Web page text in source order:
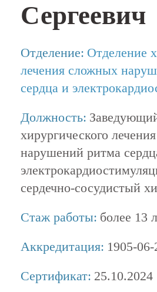
Сергеевич
Отделение: Отделение
лечения сложных
сердца и
Должность:
хирургического
нарушений ритма
сердечно-сосудистый
Стаж работы: более 13
Аккредитация: 1905-
Сертификат: 25.10.2024